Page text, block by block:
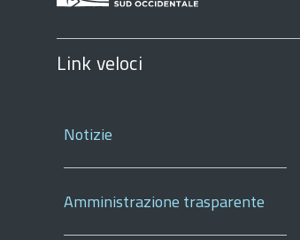
Link veloci
Notizie
Amministrazione trasparente